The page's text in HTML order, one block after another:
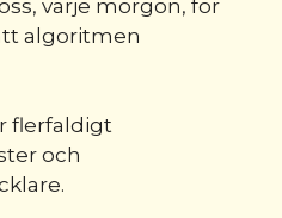
varje morgon, för
algoritmen
flerfaldigt
och